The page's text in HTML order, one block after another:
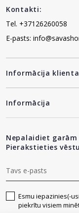
Kontakti:
Tel. +37126260058
E-pasts:
Informācija
Informācija
Nepalaidiet garām
Pierakstieties
Esmu iepazinies(-
piekrītu visiem